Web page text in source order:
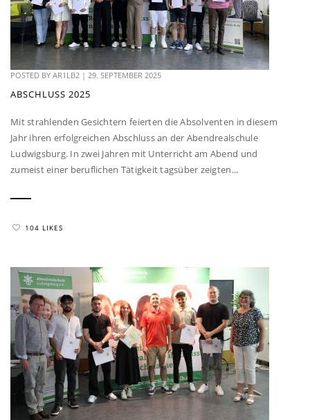
POSTED BY AR1LB2 | 29. SEPTEMBER 2025
ABSCHLUSS 2025
Mit strahlenden Gesichtern feierten die Absolventen in diesem
Jahr ihren erfolgreichen Abschluss an der Abendrealschule
Ludwigsburg. In zwei Jahren mit Unterricht am Abend und
zumeist einer beruflichen Tätigkeit tagsüber zeigten...
104 LIKES